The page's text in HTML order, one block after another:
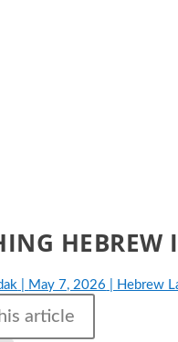
May 7, 2026 Hebrew
article